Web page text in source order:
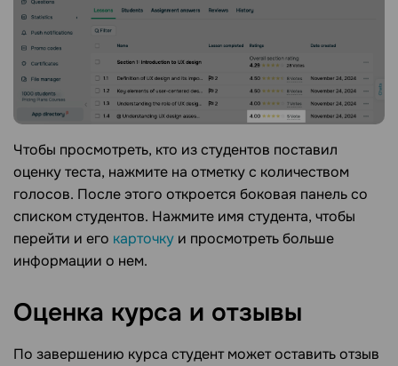
Чтобы просмотреть, кто из студентов поставил
оценку теста, нажмите на отметку с количеством
голосов. После этого откроется боковая панель со
списком студентов. Нажмите имя студента, чтобы
перейти и его карточку и просмотреть больше
информации о нем.
Оценка курса и отзывы
По завершению курса студент может оставить отзыв